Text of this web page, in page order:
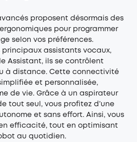
proposent désormais des
pour programmer
selon vos préférences.
assistants vocaux,
Assistant, ils se contrôlent
à distance. Cette connectivité
et personnalisée,
de vie. Grâce à un aspirateur
tout seul, vous profitez d’une
et sans effort. Ainsi, vous
efficacité, tout en optimisant
au quotidien.